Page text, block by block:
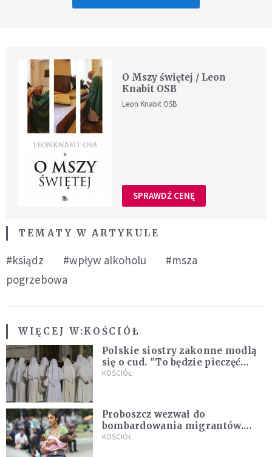
O Mszy świętej / Leon
Knabit OSB
Leon Knabit OSB
SPRAWDŹ CENĘ
TEMATY W ARTYKULE
#ksiądz #wpływ alkoholu
#msza
pogrzebowa
WIĘCEJ W:KOŚCIÓŁ
Polskie siostry zakonne modlą
się o cud. "To będzie pieczęć
Pana Boga dla naszej wiary"
KOŚCIÓŁ
Proboszcz wezwał do
bombardowania migrantów.
"Masowy ogień przeciwko
KOŚCIÓŁ